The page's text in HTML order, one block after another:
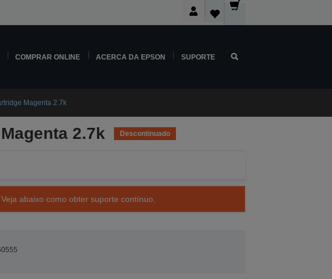
COMPRAR ONLINE ACERCA DA EPSON SUPORTE
Magenta 2.7k
2.7k Descontinuado
abaixo como obter suporte contínuo.